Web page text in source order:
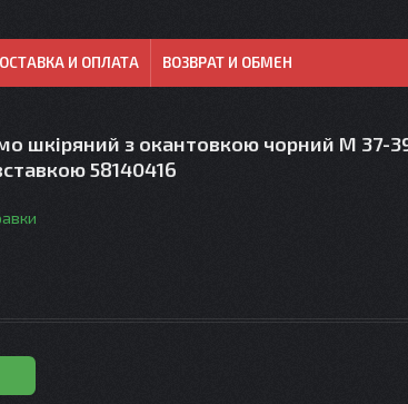
И ОПЛАТА ВОЗВРАТ И ОБМЕН
шкіряний з окантовкою чорний М 37-
58140416